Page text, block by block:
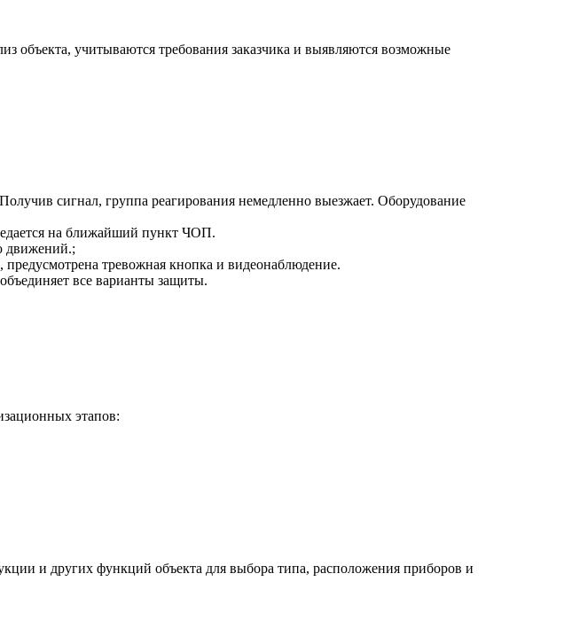
объекта, учитываются требования заказчика и выявляются возможные
сигнал, группа реагирования немедленно выезжает. Оборудование
на ближайший пункт ЧОП.
движений.;
тревожная кнопка и видеонаблюдение.
все варианты защиты.
этапов:
и других функций объекта для выбора типа, расположения приборов и